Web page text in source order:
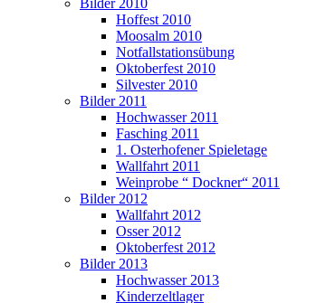
Bilder 2010
Hoffest 2010
Moosalm 2010
Notfallstationsübung
Oktoberfest 2010
Silvester 2010
Bilder 2011
Hochwasser 2011
Fasching 2011
1. Osterhofener Spieletage
Wallfahrt 2011
Weinprobe “ Dockner“ 2011
Bilder 2012
Wallfahrt 2012
Osser 2012
Oktoberfest 2012
Bilder 2013
Hochwasser 2013
Kinderzeltlager